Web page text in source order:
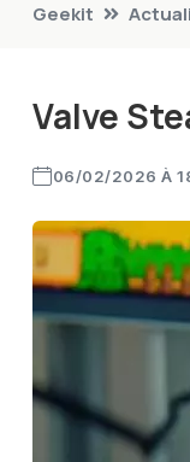
Geekit
Valve
06/02/2026 À